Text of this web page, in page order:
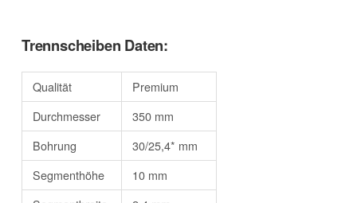
Trennscheiben Daten:
Qualität
Premium
Durchmesser
350 mm
Bohrung
30/25,4* mm
Segmenthöhe
10 mm